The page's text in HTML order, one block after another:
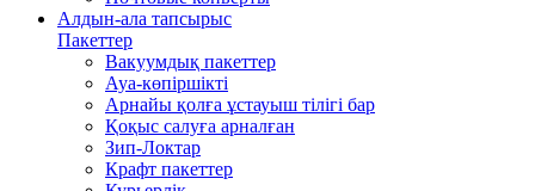
Алдын-ала тапсырыс
Пакеттер
Вакуумдық пакеттер
Ауа-көпіршікті
Арнайы қолға ұстауыш тілігі бар
Қоқыс салуға арналған
Зип-Локтар
Крафт пакеттер